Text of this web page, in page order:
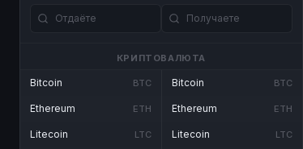
КРИПТОВАЛЮТА
Bitcoin BTC
Ethereum ETH
Litecoin LTC
Bitcoin BTC
Ethereum ETH
Litecoin LTC